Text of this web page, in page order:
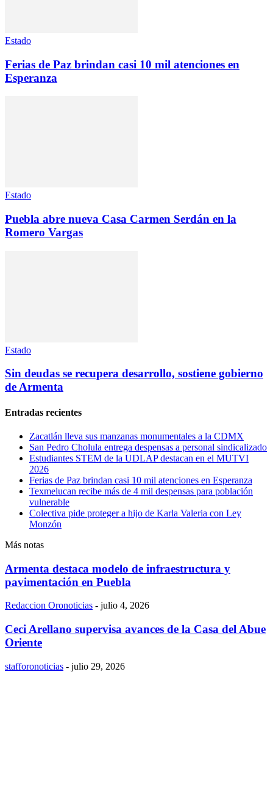
Estado
Ferias de Paz brindan casi 10 mil atenciones en
Esperanza
Estado
Puebla abre nueva Casa Carmen Serdán en la
Romero Vargas
Estado
Sin deudas se recupera desarrollo, sostiene gobierno
de Armenta
Entradas recientes
Zacatlán lleva sus manzanas monumentales a la CDMX
San Pedro Cholula entrega despensas a personal sindicalizado
Estudiantes STEM de la UDLAP destacan en el MUTVI
2026
Ferias de Paz brindan casi 10 mil atenciones en Esperanza
Texmelucan recibe más de 4 mil despensas para población
vulnerable
Colectiva pide proteger a hijo de Karla Valeria con Ley
Monzón
Más notas
Armenta destaca modelo de infraestructura y
pavimentación en Puebla
Redaccion Oronoticias - julio 4, 2026
Ceci Arellano supervisa avances de la Casa del Abue
Oriente
stafforonoticias - julio 29, 2026